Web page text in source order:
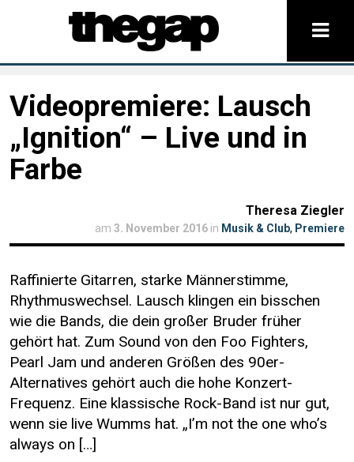
Videopremiere: Lausch
„Ignition“ – Live und in
Farbe
Theresa Ziegler
am 3. November 2016 in Musik & Club, Premiere
Raffinierte Gitarren, starke Männerstimme,
Rhythmuswechsel. Lausch klingen ein bisschen
wie die Bands, die dein großer Bruder früher
gehört hat. Zum Sound von den Foo Fighters,
Pearl Jam und anderen Größen des 90er-
Alternatives gehört auch die hohe Konzert-
Frequenz. Eine klassische Rock-Band ist nur gut,
wenn sie live Wumms hat. „I’m not the one who’s
always on […]